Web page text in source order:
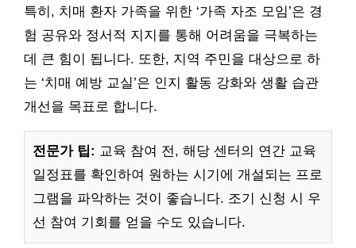
특히, 치매 환자 가족을 위한 ‘가족 자조 모임’은 경
험 공유와 정서적 지지를 통해 어려움을 극복하는
데 큰 힘이 됩니다. 또한, 지역 주민을 대상으로 하
는 ‘치매 예방 교실’은 인지 활동 강화와 생활 습관
개선을 목표로 합니다.
전문가 팁: 교육 참여 전, 해당 센터의 연간 교육
일정표를 확인하여 원하는 시기에 개설되는 프로
그램을 파악하는 것이 좋습니다. 조기 신청 시 우
선 참여 기회를 얻을 수도 있습니다.